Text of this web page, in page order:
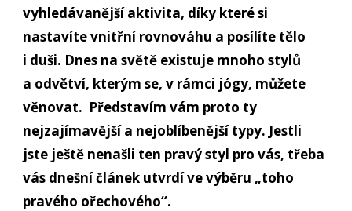
vyhledávanější aktivita, díky které si
nastavíte vnitřní rovnováhu a posílíte tělo
i duši. Dnes na světě existuje mnoho stylů
a odvětví, kterým se, v rámci jógy, můžete
věnovat. Představím vám proto ty
nejzajímavější a nejoblíbenější typy. Jestli
jste ještě nenašli ten pravý styl pro vás, třeba
vás dnešní článek utvrdí ve výběru „toho
pravého ořechového“.